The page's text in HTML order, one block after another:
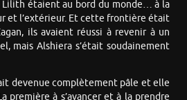
Lilith étaient au bord du monde… à la
et l’extérieur. Et cette frontière était
ils avaient réussi à revenir à un
mais Alshiera s’était soudainement
devenue complètement pâle et elle
première à s’avancer et à la prendre